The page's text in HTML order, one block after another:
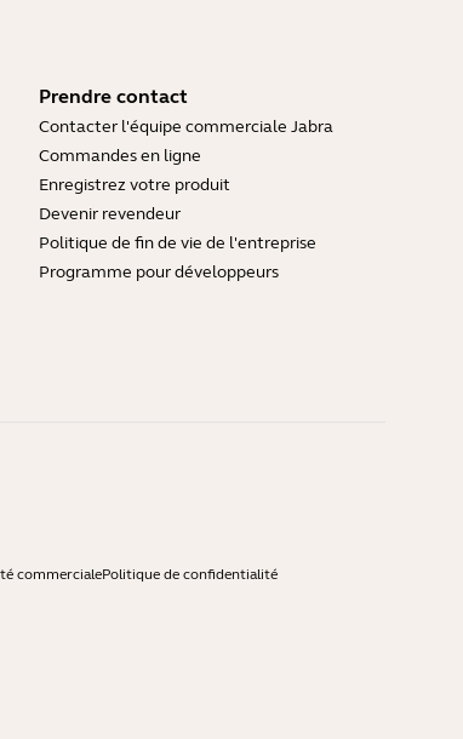
Prendre contact
Contacter l'équipe commerciale Jabra
Commandes en ligne
Enregistrez votre produit
Devenir revendeur
Politique de fin de vie de l'entreprise
Programme pour développeurs
commercialePolitique de confidentialité